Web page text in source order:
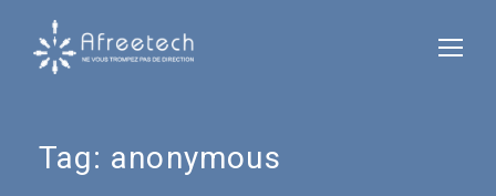
Tag: anonymous